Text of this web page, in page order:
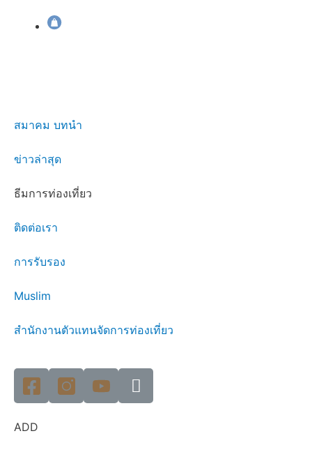
สมาคม บทนำ
ข่าวล่าสุด
ธีมการท่องเที่ยว
ติดต่อเรา
การรับรอง
Muslim
สำนักงานตัวแทนจัดการท่องเที่ยว
ADD